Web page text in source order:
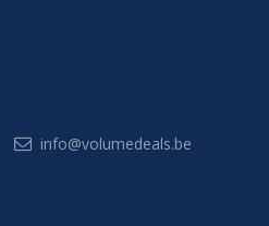
info@volumedeals.be